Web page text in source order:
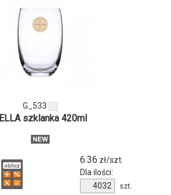
ilości
produktu
G_533
G_533
szklanka 420ml
6.36 zł/szt.
Dla ilości:
Ilość
szt.